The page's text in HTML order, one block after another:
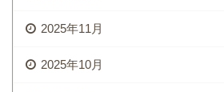
2025年11月
2025年10月